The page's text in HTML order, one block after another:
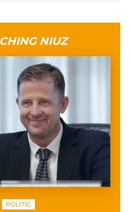
NIUZ
POLITIC